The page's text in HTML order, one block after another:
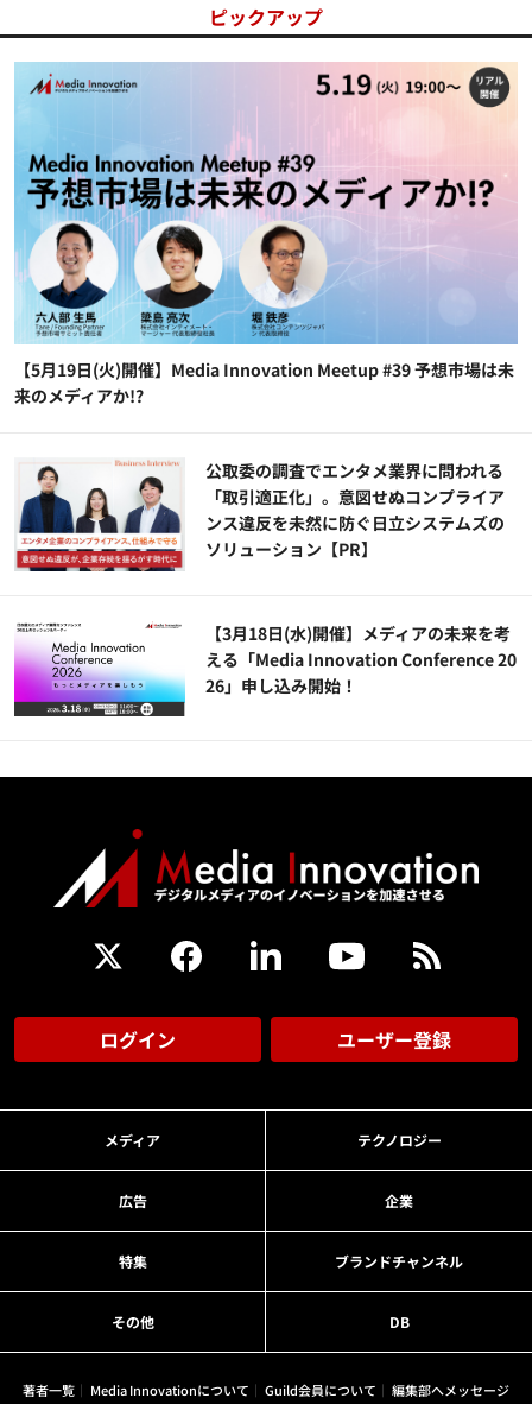
ピックアップ
【5月19日(火)開催】Media Innovation Meetup #39 予想市場は未
来のメディアか!?
公​​取委の調査でエンタメ業界に問われる
「取引適正化」。意図せぬコンプライア
ンス違反を未然に防ぐ日立システムズの
ソリューション​【PR】
【3月18日(水)開催】メディアの未来を考
える「Media Innovation Conference 20
26」申し込み開始！
ログイン ユーザー登録
メディア テクノロジー
広告 企業
特集 ブランドチャンネル
その他 DB
著者一覧 Media Innovationについて Guild会員について 編集部へメッセージ